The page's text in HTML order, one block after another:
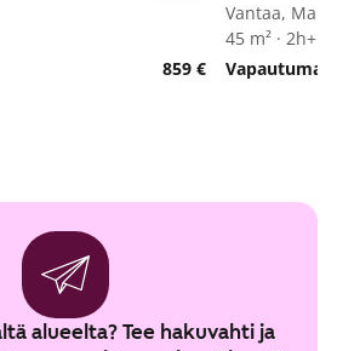
859 €
Vantaa,
45 m² · 2h+kk
alueelta? Tee hakuvahti ja